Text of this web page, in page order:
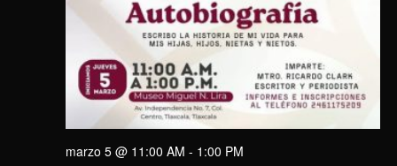
marzo 5 @ 11:00 AM - 1:00 PM